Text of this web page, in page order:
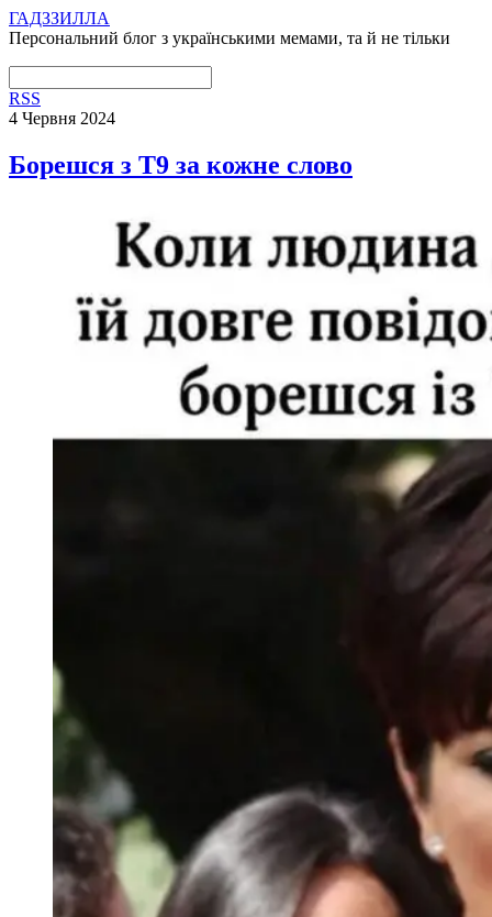
ГАДЗЗИЛЛА
Персональний блог з українськими мемами, та й не тільки
RSS
4 Червня 2024
Борешся з Т9 за кожне слово